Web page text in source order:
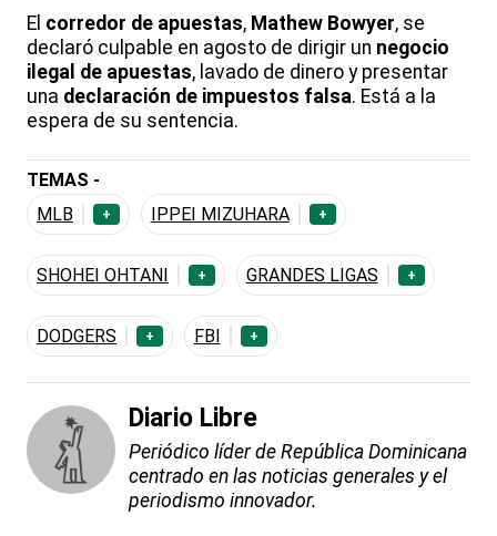
El corredor de apuestas, Mathew Bowyer, se
declaró culpable en agosto de dirigir un negocio
ilegal de apuestas, lavado de dinero y presentar
una declaración de impuestos falsa. Está a la
espera de su sentencia.
TEMAS -
MLB
+ IPPEI MIZUHARA +
SHOHEI OHTANI + GRANDES LIGAS +
DODGERS + FBI +
Diario Libre
Periódico líder de República Dominicana
centrado en las noticias generales y el
periodismo innovador.